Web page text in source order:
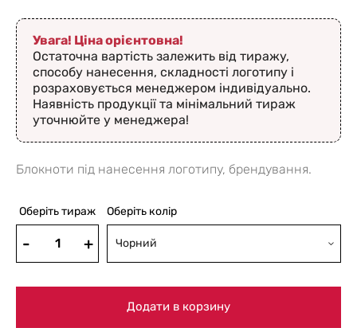
Увага! Ціна орієнтовна!
Остаточна вартість залежить від тиражу,
способу нанесення, складності логотипу і
розраховується менеджером індивідуально.
Наявність продукції та мінімальний тираж
уточнюйте у менеджера!
Блокноти під нанесення логотипу, брендування.
Оберіть тираж Оберіть колір
Чорний
Додати в корзину